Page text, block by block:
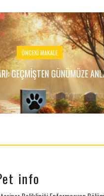
ÖNCEKI MAKALE
GEÇMIŞTEN GÜNÜMÜZE
info